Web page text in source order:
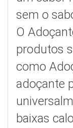
sem o
O
produtos
como
adoçante
baixas